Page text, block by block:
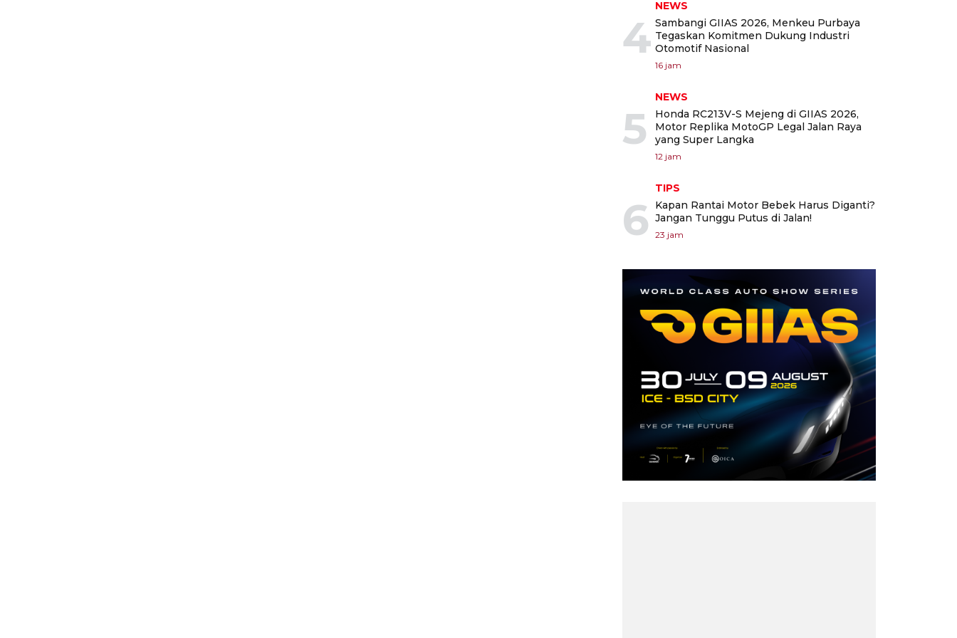
4
NEWS
Sambangi GIIAS 2026, Menkeu Purbaya
Tegaskan Komitmen Dukung Industri
Otomotif Nasional
16 jam
5
NEWS
Honda RC213V-S Mejeng di GIIAS 2026,
Motor Replika MotoGP Legal Jalan Raya
yang Super Langka
12 jam
6
TIPS
Kapan Rantai Motor Bebek Harus Diganti?
Jangan Tunggu Putus di Jalan!
23 jam